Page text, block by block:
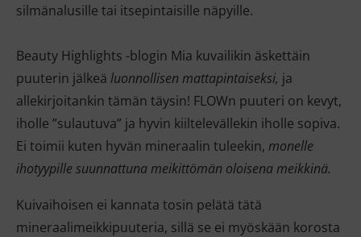
silmänalusille tai itsepintaisille näpyille.
Beauty Highlights -blogin Mia kuvailikin äskettäin
puuterin jälkeä luonnollisen mattapintaiseksi, ja
allekirjoitankin tämän täysin! FLOWn puuteri on kevyt,
iholle ”sulautuva” ja hyvin kiiltelevällekin iholle sopiva.
Ei toimii kuten hyvän mineraalin tuleekin, monelle
ihotyypille suunnattuna meikittömän oloisena meikkinä.
Kuivaihoisen ei kannata tosin pelätä tätä
mineraalimeikkipuuteria, sillä se ei myöskään korosta